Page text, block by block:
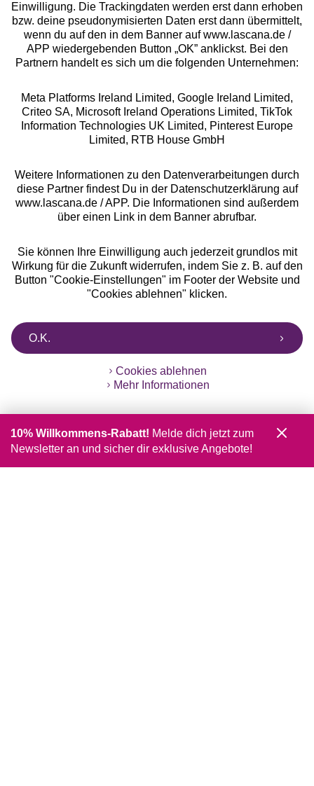
Rechtliches
Alle Preise inkl. MwSt., zzgl.
Versandkosten
** Bonität vorausgesetzt, berechtigt zur Bonitätsprüfung
Einwilligung. Die Trackingdaten werden erst dann erhoben
bzw. deine pseudonymisierten Daten erst dann übermittelt,
wenn du auf den in dem Banner auf www.lascana.de /
APP wiedergebenden Button „OK” anklickst. Bei den
Partnern handelt es sich um die folgenden Unternehmen:
Meta Platforms Ireland Limited, Google Ireland Limited,
Criteo SA, Microsoft Ireland Operations Limited, TikTok
Information Technologies UK Limited, Pinterest Europe
Limited, RTB House GmbH
Weitere Informationen zu den Datenverarbeitungen durch
diese Partner findest Du in der Datenschutzerklärung auf
www.lascana.de / APP. Die Informationen sind außerdem
über einen Link in dem Banner abrufbar.
Sie können Ihre Einwilligung auch jederzeit grundlos mit
Wirkung für die Zukunft widerrufen, indem Sie z. B. auf den
Button "Cookie-Einstellungen" im Footer der Website und
"Cookies ablehnen" klicken.
O.K.
Cookies ablehnen
Mehr Informationen
10% Willkommens-Rabatt! Melde dich jetzt zum
Newsletter an und sicher dir exklusive Angebote!